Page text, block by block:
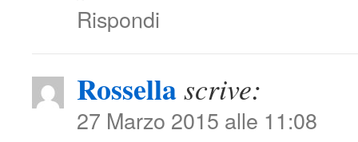
Rispondi
Rossellascrive:
27 Marzo 2015 alle 11:08